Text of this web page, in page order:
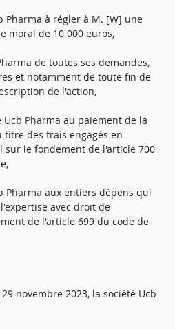
Pharma à régler à M. [W] une
moral de 10 000 euros,
de toutes ses demandes,
et notamment de toute fin de
de l'action,
Pharma au paiement de la
titre des frais engagés en
sur le fondement de l'article 700
Pharma aux entiers dépens qui
avec droit de
de l'article 699 du code de
novembre 2023, la société Ucb